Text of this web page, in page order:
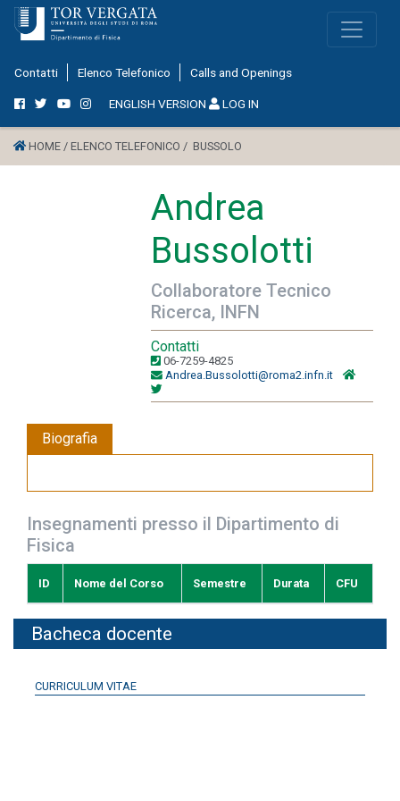
Contatti Elenco Telefonico Calls and Openings
ENGLISH VERSION LOG IN
HOME / ELENCO TELEFONICO / BUSSOLO
Andrea
Bussolotti
Collaboratore Tecnico
Ricerca, INFN
Contatti
06-7259-4825
Andrea.Bussolotti@roma2.infn.it
Biografia
Insegnamenti presso il Dipartimento di
Fisica
ID Nome del Corso Semestre Durata CFU
Bacheca docente
CURRICULUM VITAE